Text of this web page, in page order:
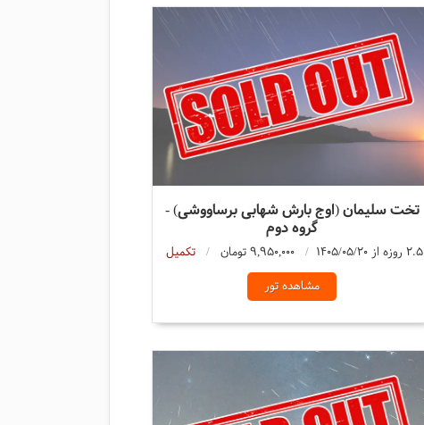
تخت سلیمان (اوج بارش شهابی برساووشی) -
گروه دوم
2.5 روزه از 1405/05/20 9,950,000 تومان
تکمیل
مشاهده تور